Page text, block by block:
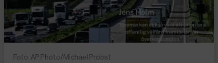
Foto: AP Photo/Michael Probst